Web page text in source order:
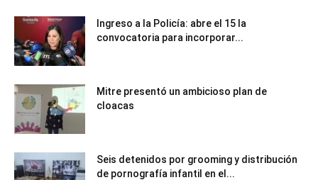
Ingreso a la Policía: abre el 15 la
convocatoria para incorporar...
Mitre presentó un ambicioso plan de
cloacas
Seis detenidos por grooming y distribución
de pornografía infantil en el...